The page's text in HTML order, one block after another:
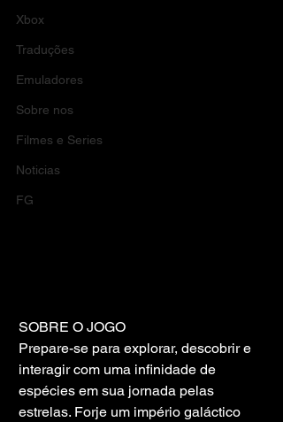
Xbox
Traduções
Emuladores
Sobre nos
Filmes e Series
Noticias
FG
SOBRE O JOGO
Prepare-se para explorar, descobrir e
interagir com uma infinidade de
espécies em sua jornada pelas
estrelas. Forje um império galáctico